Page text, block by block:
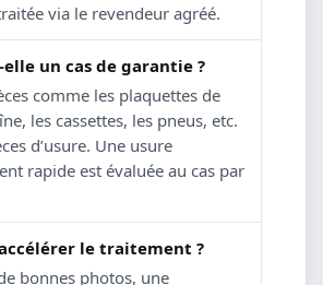
via le revendeur agréé.
elle un cas de garantie ?
comme les plaquettes de
les cassettes, les pneus, etc.
d’usure. Une usure
rapide est évaluée au cas par
le traitement ?
bonnes photos, une